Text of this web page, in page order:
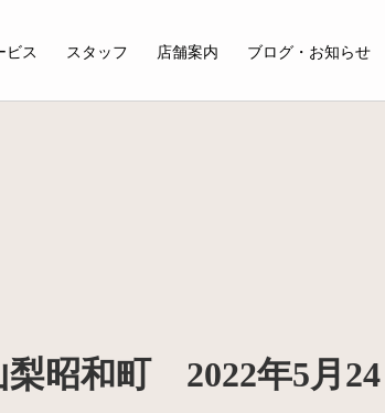
ビス スタッフ 店舗案内 ブログ・お知らせ
昭和町 2022年5月24